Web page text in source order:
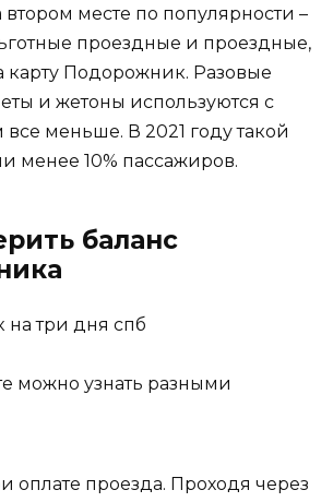
втором месте по популярности –
проездные и проездные,
карту Подорожник. Разовые
и жетоны используются с
меньше. В 2021 году такой
менее 10% пассажиров.
баланс
можно узнать разными
оплате проезда. Проходя через